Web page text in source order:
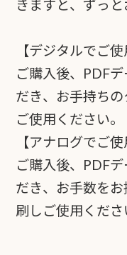
きますと、ずっと
【デジタルでご使
ご購入後、PDF
だき、お手持ち
ご使用ください。
【アナログでご使
ご購入後、PDF
だき、お手数を
刷しご使用くださ